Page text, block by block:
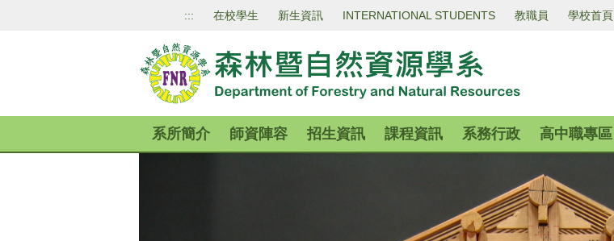
::: 在校學生 新生資訊 INTERNATIONAL STUDENTS 教職員 學校首頁
系所簡介 師資陣容 招生資訊 課程資訊 系務行政 高中職專區